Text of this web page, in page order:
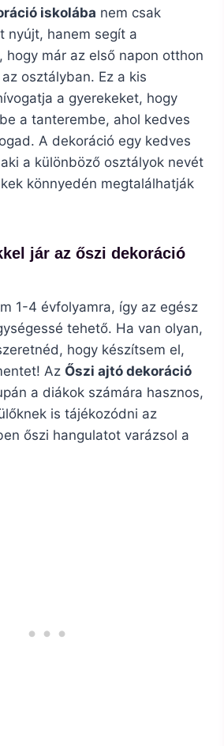
iskolába nem csak
nyújt, hanem segít a
hogy már az első napon otthon
osztályban. Ez a kis
a gyerekeket, hogy
a tanterembe, ahol kedves
A dekoráció egy kedves
a különböző osztályok nevét
könnyedén megtalálhatják
jár az őszi dekoráció
1-4 évfolyamra, így az egész
tehető. Ha van olyan,
hogy készítsem el,
Az Őszi ajtó dekoráció
a diákok számára hasznos,
is tájékozódni az
őszi hangulatot varázsol a